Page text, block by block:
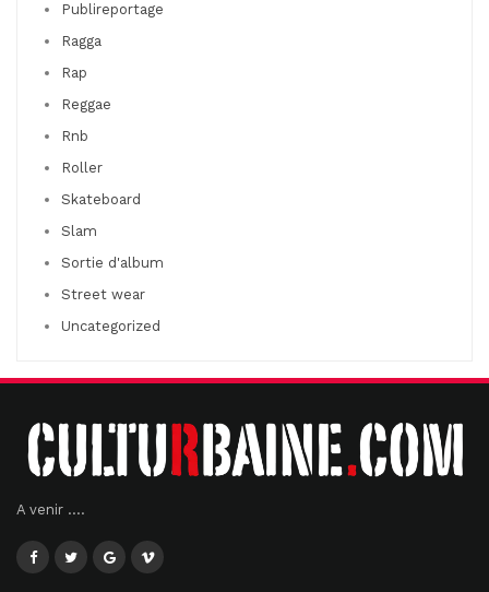
Publireportage
Ragga
Rap
Reggae
Rnb
Roller
Skateboard
Slam
Sortie d'album
Street wear
Uncategorized
A venir ....